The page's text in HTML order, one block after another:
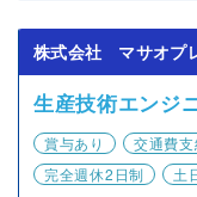
株式会社 マサオプ
生産技術エンジ
賞与あり
交通費
完全週休2日制
土